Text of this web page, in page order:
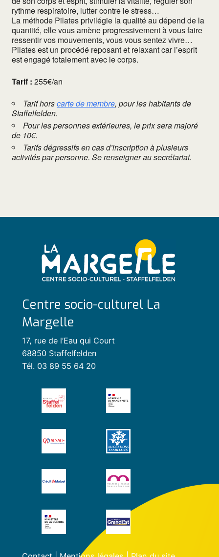
rythme respiratoire, lutter contre le stress…
La méthode Pilates privilégie la qualité au dépend de la
quantité, elle vous amène progressivement à vous faire
ressentir vos mouvements, vous vous sentez vivre…
Pilates est un procédé reposant et relaxant car l’esprit
est engagé totalement avec le corps.
Tarif : 255€/an
Tarif horscarte de membre, pour les habitants de
Staffelfelden.
Pour les personnes extérieures, le prix sera majoré
de 10€.
Tarifs dégressifs en cas d’inscription à plusieurs
activités par personne. Se renseigner au secrétariat.
Centre socio-culturel La
Margelle
17, rue de l’Eau qui Court
68850 Staffelfelden
Tél. 03 89 55 64 20